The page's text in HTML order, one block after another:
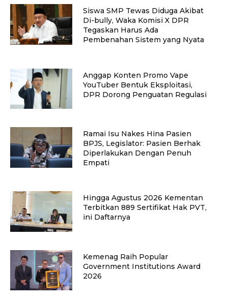
Siswa SMP Tewas Diduga Akibat
Di-bully, Waka Komisi X DPR
Tegaskan Harus Ada
Pembenahan Sistem yang Nyata
Anggap Konten Promo Vape
YouTuber Bentuk Eksploitasi,
DPR Dorong Penguatan Regulasi
Ramai Isu Nakes Hina Pasien
BPJS, Legislator: Pasien Berhak
Diperlakukan Dengan Penuh
Empati
Hingga Agustus 2026 Kementan
Terbitkan 889 Sertifikat Hak PVT,
ini Daftarnya
Kemenag Raih Popular
Government Institutions Award
2026